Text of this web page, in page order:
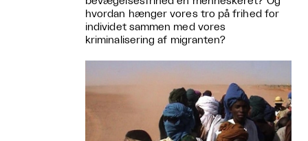
hvordan hænger vores tro på frihed for
individet sammen med vores
kriminalisering af migranten?